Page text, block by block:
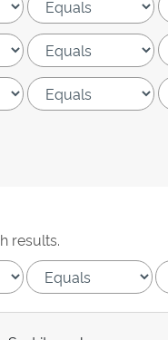
results.